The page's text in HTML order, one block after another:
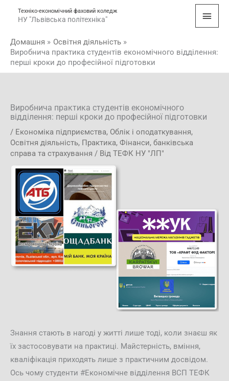
Техніко-економічний фаховий коледж
НУ "Львівська політехніка"
Домашня
Освітня діяльність
Виробнича практика студентів економічного відділення:
перші кроки до професійної підготовки
Виробнича практика студентів економічного
відділення: перші кроки до професійної підготовки
/ Економіка підприємства, Облік і оподаткування,
Освітня діяльність, Практика, Фінанси, банківська
справа та страхування / Від ТЕФК НУ "ЛП"
Знання стають в нагоді у житті лише тоді, коли знаєш як
їх застосовувати на практиці. Майстерність, вміння,
кваліфікація приходять лише з практичним досвідом.
Ось чому студенти #Економічне відділення ВСП ТЕФК